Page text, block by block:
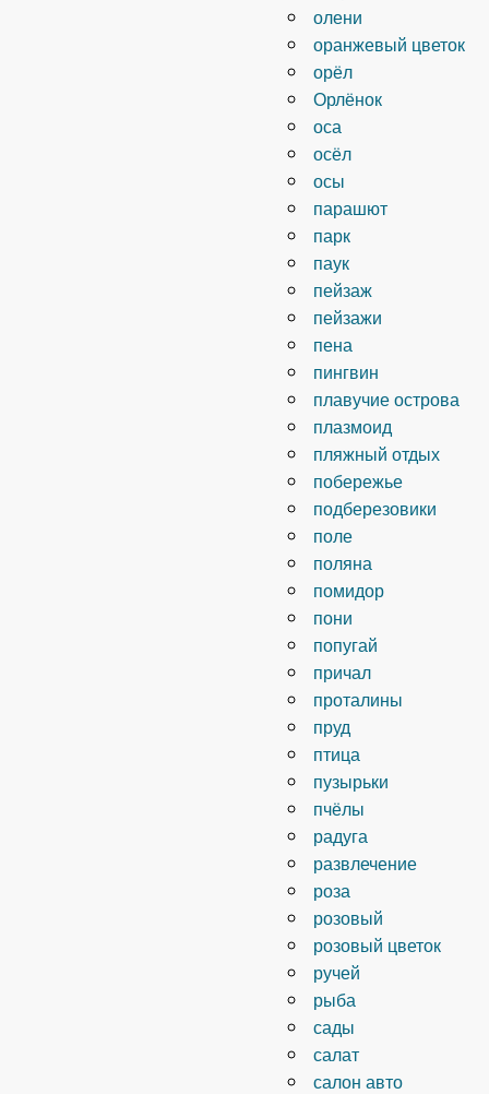
олени
оранжевый цветок
орёл
Орлёнок
оса
осёл
осы
парашют
парк
паук
пейзаж
пейзажи
пена
пингвин
плавучие острова
плазмоид
пляжный отдых
побережье
подберезовики
поле
поляна
помидор
пони
попугай
причал
проталины
пруд
птица
пузырьки
пчёлы
радуга
развлечение
роза
розовый
розовый цветок
ручей
рыба
сады
салат
салон авто